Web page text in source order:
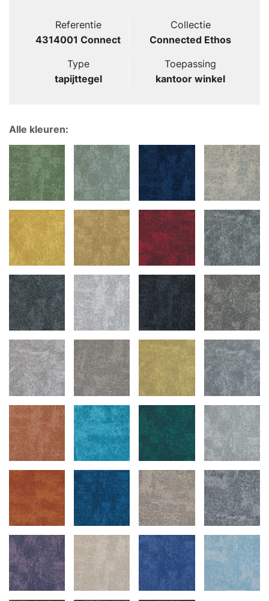
Referentie
4314001 Connect
Collectie
Connected Ethos
Type
tapijttegel
Toepassing
kantoor winkel
Alle kleuren: